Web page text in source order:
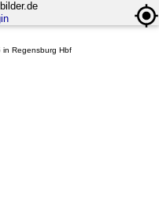
in Regensburg Hbf